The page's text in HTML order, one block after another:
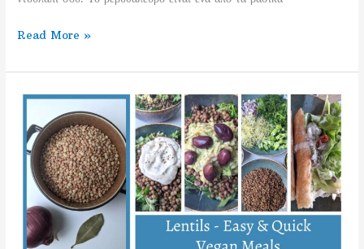
Βίγκαν
Μεσογειακά
Mac
Cheese
Read More »